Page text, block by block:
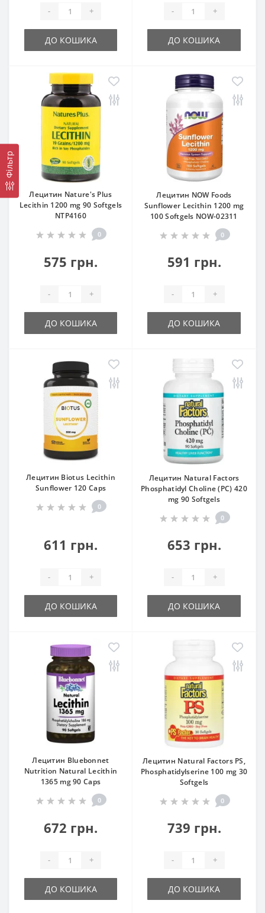
Фільтр
- +
ДО КОШИКА
- +
ДО КОШИКА
Лецитин Nature's Plus
Lecithin 1200 mg 90 Softgels
NTP4160
0
575 грн.
- +
ДО КОШИКА
Лецитин NOW Foods
Sunflower Lecithin 1200 mg
100 Softgels NOW-02311
0
591 грн.
- +
ДО КОШИКА
Лецитин Biotus Lecithin
Sunflower 120 Caps
0
611 грн.
- +
ДО КОШИКА
Лецитин Natural Factors
Phosphatidyl Choline (PC) 420
mg 90 Softgels
0
653 грн.
- +
ДО КОШИКА
Лецитин Bluebonnet
Nutrition Natural Lecithin
1365 mg 90 Caps
0
672 грн.
- +
ДО КОШИКА
Лецитин Natural Factors PS,
Phosphatidylserine 100 mg 30
Softgels
0
739 грн.
- +
ДО КОШИКА